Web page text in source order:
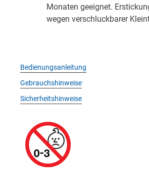
Monaten geeignet.
wegen verschluckbarer
Bedienungsanleitung
Gebrauchshinweise
Sicherheitshinweise